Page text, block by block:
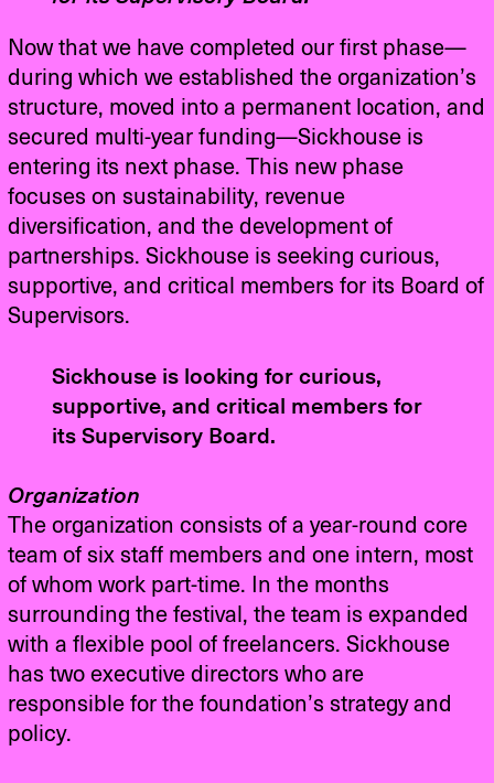
Now that we have completed our first phase—
during which we established the organization’s
structure, moved into a permanent location, and
secured multi-year funding—Sickhouse is
entering its next phase. This new phase
focuses on sustainability, revenue
diversification, and the development of
partnerships. Sickhouse is seeking curious,
supportive, and critical members for its Board of
Supervisors.
Sickhouse is looking for curious,
supportive, and critical members for
its Supervisory Board.
Organization
The organization consists of a year-round core
team of six staff members and one intern, most
of whom work part-time. In the months
surrounding the festival, the team is expanded
with a flexible pool of freelancers. Sickhouse
has two executive directors who are
responsible for the foundation’s strategy and
policy.